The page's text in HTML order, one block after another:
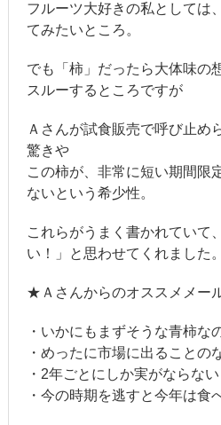
フルーツ大好きの私としては
てみたいところ。
でも「柿」だったら大体味の
スルーするところですが
Ａさんが試食販売で呼び止め
驚きや
この柿が、非常に短い期間限
ないという希少性。
これらがうまく書かれていて
い！」と思わせてくれました。
★Ａさんからのオススメメー
・いかにもまずそうな青柿な
・めったに市場に出ることの
・2年ごとにしか実がならない
・今の時期を逃すと今年は食